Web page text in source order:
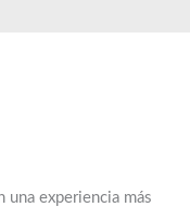
una experiencia más